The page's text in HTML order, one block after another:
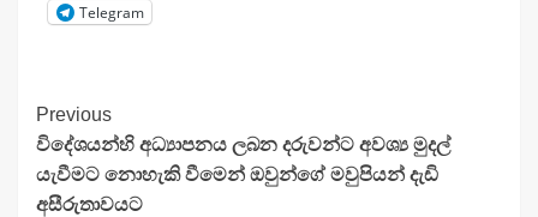
Telegram
Continue
Reading
Previous
විදේශයන්හි අධ්‍යාපනය ලබන දරුවන්ට අවශ්‍ය මුදල්
යැවීමට නොහැකි වීමෙන් ඔවුන්ගේ මවුපියන් දැඩි
අසීරුතාවයට